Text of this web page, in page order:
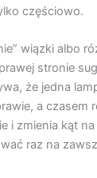
częściowo.
wiązki albo
stronie
że jedna
a czasem
i zmienia kąt
raz na